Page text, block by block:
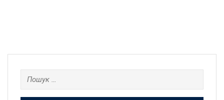
Пошук: